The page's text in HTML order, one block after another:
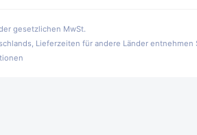
gesetzlichen MwSt.
Lieferzeiten für andere Länder entnehmen